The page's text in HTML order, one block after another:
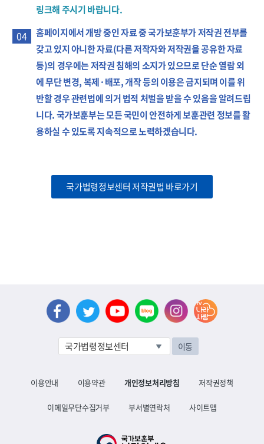
링크해 주시기 바랍니다.
04
홈페이지에서 개방 중인 자료 중 국가보훈부가 저작권 전부를
갖고 있지 아니한 자료(다른 저작자와 저작권을 공유한 자료
등)의 경우에는 저작권 침해의 소지가 있으므로 단순 열람 외
에 무단 변경, 복제·배포, 개작 등의 이용은 금지되며 이를 위
반할 경우 관련법에 의거 법적 처벌을 받을 수 있음을 알려드립
니다. 국가보훈부는 모든 국민이 안전하게 보훈관련 정보를 활
용하실 수 있도록 지속적으로 노력하겠습니다.
국가법령정보센터 저작권법 바로가기
이용안내 이용약관 개인정보처리방침 저작권정책
이메일무단수집거부 부서별연락처 사이트맵
이동